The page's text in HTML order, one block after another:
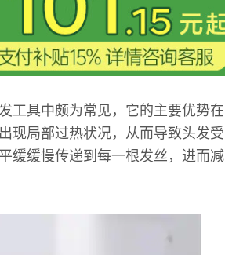
工具中颇为常见，它的主要优势在
现局部过热状况，从而导致头发受
缓缓慢传递到每一根发丝，进而减